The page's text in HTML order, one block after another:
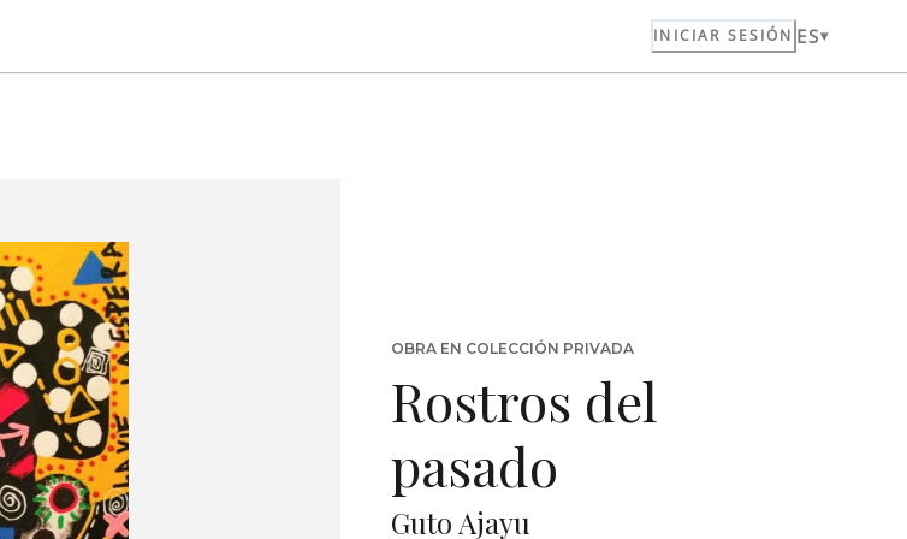
INICIAR SESIÓN ES
OBRA EN COLECCIÓN PRIVADA
Rostros del
pasado
Guto Ajayu